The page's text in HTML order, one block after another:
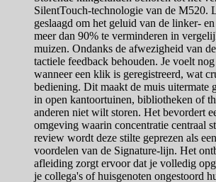
SilentTouch-technologie van de M520.
geslaagd om het geluid van de linker-
meer dan 90% te verminderen in
muizen. Ondanks de afwezigheid van
tactiele feedback behouden. Je voelt
wanneer een klik is geregistreerd, wat
bediening. Dit maakt de muis uitermate
in open kantoortuinen, bibliotheken of
anderen niet wilt storen. Het bevordert
omgeving waarin concentratie centraal
review wordt deze stilte geprezen als
voordelen van de Signature-lijn. Het
afleiding zorgt ervoor dat je volledig
je collega's of huisgenoten ongestoord